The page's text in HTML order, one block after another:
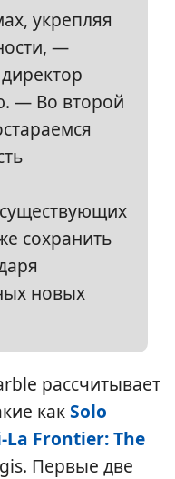
укрепляя
—
— Во второй
сохранить
новых
рассчитывает
какSolo
La Frontier: The
Первые две